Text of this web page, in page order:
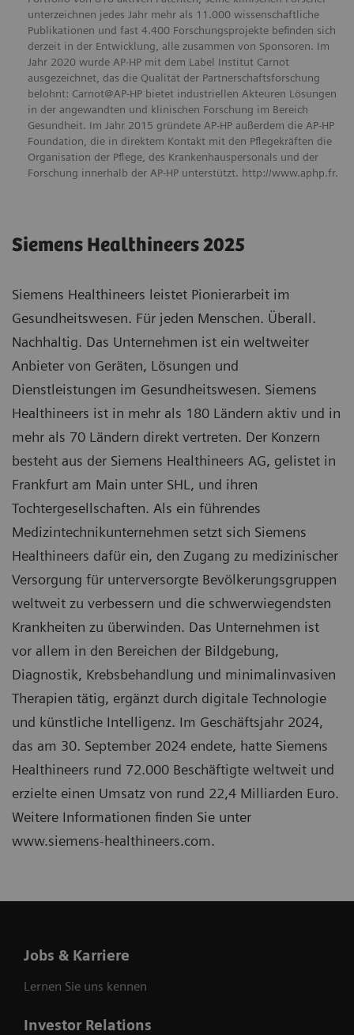
unterzeichnen jedes Jahr mehr als 11.000 wissenschaftliche
Publikationen und fast 4.400 Forschungsprojekte befinden sich
derzeit in der Entwicklung, alle zusammen von Sponsoren. Im
Jahr 2020 wurde AP-HP mit dem Label Institut Carnot
ausgezeichnet, das die Qualität der Partnerschaftsforschung
belohnt: Carnot@AP-HP bietet industriellen Akteuren Lösungen
in der angewandten und klinischen Forschung im Bereich
Gesundheit. Im Jahr 2015 gründete AP-HP außerdem die AP-HP
Foundation, die in direktem Kontakt mit den Pflegekräften die
Organisation der Pflege, des Krankenhauspersonals und der
Forschung innerhalb der AP-HP unterstützt. http://www.aphp.fr.
Siemens Healthineers 2025
Siemens Healthineers leistet Pionierarbeit im
Gesundheitswesen. Für jeden Menschen. Überall.
Nachhaltig. Das Unternehmen ist ein weltweiter
Anbieter von Geräten, Lösungen und
Dienstleistungen im Gesundheitswesen. Siemens
Healthineers ist in mehr als 180 Ländern aktiv und in
mehr als 70 Ländern direkt vertreten. Der Konzern
besteht aus der Siemens Healthineers AG, gelistet in
Frankfurt am Main unter SHL, und ihren
Tochtergesellschaften. Als ein führendes
Medizintechnikunternehmen setzt sich Siemens
Healthineers dafür ein, den Zugang zu medizinischer
Versorgung für unterversorgte Bevölkerungsgruppen
weltweit zu verbessern und die schwerwiegendsten
Krankheiten zu überwinden. Das Unternehmen ist
vor allem in den Bereichen der Bildgebung,
Diagnostik, Krebsbehandlung und minimalinvasiven
Therapien tätig, ergänzt durch digitale Technologie
und künstliche Intelligenz. Im Geschäftsjahr 2024,
das am 30. September 2024 endete, hatte Siemens
Healthineers rund 72.000 Beschäftigte weltweit und
erzielte einen Umsatz von rund 22,4 Milliarden Euro.
Weitere Informationen finden Sie unter
www.siemens-healthineers.com.
Jobs & Karriere
Lernen Sie uns kennen
Investor Relations